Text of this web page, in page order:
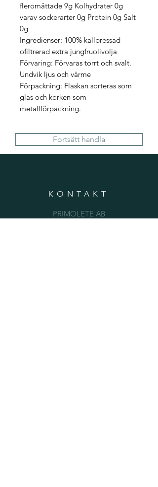
fleromättade 9g Kolhydrater 0g
varav sockerarter 0g Protein 0g Salt
0g
Ingredienser: 100% kallpressad
ofiltrerad extra jungfruolivolja
Förvaring: Förvaras torrt och svalt.
Undvik ljus och värme
Förpackning: Flaskan sorteras som
glas och korken som
metallförpackning.
Fortsätt handla
KONTAKT
PRIMOLETE AB